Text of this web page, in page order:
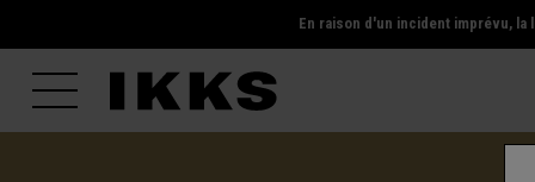
En raison d'un incident imprévu,